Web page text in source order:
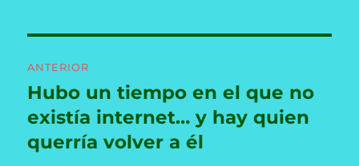
de
entradas
ANTERIOR
Entrada
anterior:
Hubo un tiempo en el que no
existía internet… y hay quien
querría volver a él